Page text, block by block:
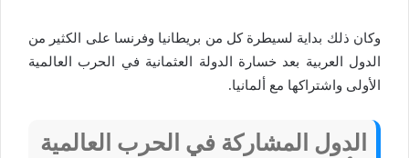
وكان ذلك بداية لسيطرة كل من بريطانيا وفرنسا على الكثير من
الدول العربية بعد خسارة الدولة العثمانية في الحرب العالمية
الأولى واشتراكها مع ألمانيا.
الدول المشاركة في الحرب العالمية